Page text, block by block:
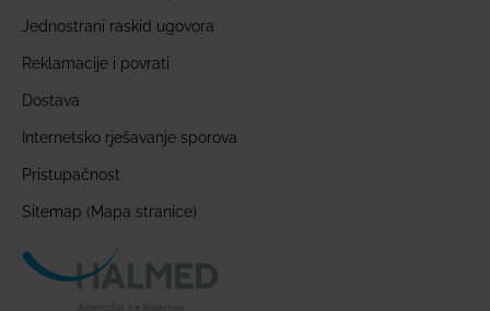
Jednostrani raskid ugovora
Reklamacije i povrati
Dostava
Internetsko rješavanje sporova
Pristupačnost
Sitemap (Mapa stranice)